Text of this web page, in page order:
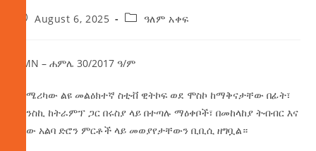
August 6, 2025 ዓለም አቀፍ
AMN – ሐምሌ 30/2017 ዓ/ም
የአሜሪካው ልዩ መልዕክተኛ ስቲቭ ዊትኮፍ ወደ ሞስኮ ከማቅናታቸው በፊት፣
ዘለንስኪ ከትራምፕ ጋር በሩስያ ላይ በተጣሉ ማዕቀቦች፣ በመከላከያ ትብብር እና
በሰው አልባ ድሮን ምርቶች ላይ መወያየታቸውን ቢቢሲ ዘግቧል።